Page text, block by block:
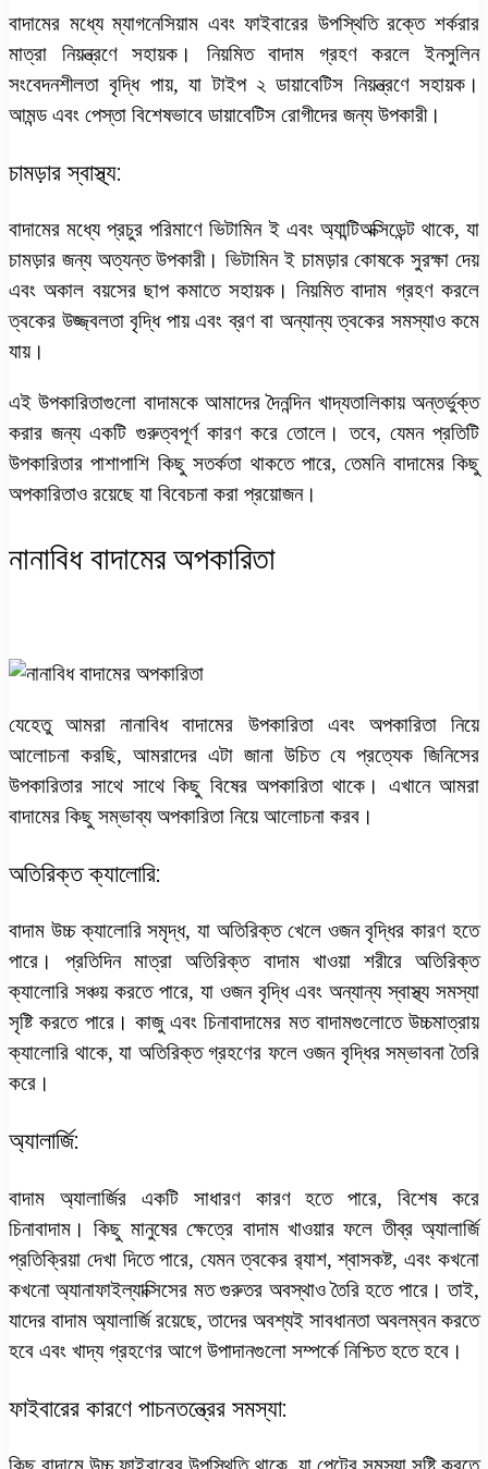
বাদামের মধ্যে ম্যাগনেসিয়াম এবং ফাইবারের উপস্থিতি রক্তে শর্করার
মাত্রা নিয়ন্ত্রণে সহায়ক। নিয়মিত বাদাম গ্রহণ করলে ইনসুলিন
সংবেদনশীলতা বৃদ্ধি পায়, যা টাইপ ২ ডায়াবেটিস নিয়ন্ত্রণে সহায়ক।
আমন্ড এবং পেস্তা বিশেষভাবে ডায়াবেটিস রোগীদের জন্য উপকারী।
চামড়ার স্বাস্থ্য:
বাদামের মধ্যে প্রচুর পরিমাণে ভিটামিন ই এবং অ্যান্টিঅক্সিডেন্ট থাকে, যা
চামড়ার জন্য অত্যন্ত উপকারী। ভিটামিন ই চামড়ার কোষকে সুরক্ষা দেয়
এবং অকাল বয়সের ছাপ কমাতে সহায়ক। নিয়মিত বাদাম গ্রহণ করলে
ত্বকের উজ্জ্বলতা বৃদ্ধি পায় এবং ব্রণ বা অন্যান্য ত্বকের সমস্যাও কমে
যায়।
এই উপকারিতাগুলো বাদামকে আমাদের দৈনন্দিন খাদ্যতালিকায় অন্তর্ভুক্ত
করার জন্য একটি গুরুত্বপূর্ণ কারণ করে তোলে। তবে, যেমন প্রতিটি
উপকারিতার পাশাপাশি কিছু সতর্কতা থাকতে পারে, তেমনি বাদামের কিছু
অপকারিতাও রয়েছে যা বিবেচনা করা প্রয়োজন।
নানাবিধ বাদামের অপকারিতা
যেহেতু আমরানানাবিধ বাদামের উপকারিতা এবং অপকারিতানিয়ে
আলোচনা করছি, আমরাদের এটা জানা উচিত যে প্রত্যেক জিনিসের
উপকারিতার সাথে সাথে কিছু বিষের অপকারিতা থাকে। এখানে আমরা
বাদামের কিছু সম্ভাব্য অপকারিতা নিয়ে আলোচনা করব।
অতিরিক্ত ক্যালোরি:
বাদাম উচ্চ ক্যালোরি সমৃদ্ধ, যা অতিরিক্ত খেলে ওজন বৃদ্ধির কারণ হতে
পারে। প্রতিদিন মাত্রা অতিরিক্ত বাদাম খাওয়া শরীরে অতিরিক্ত
ক্যালোরি সঞ্চয় করতে পারে, যা ওজন বৃদ্ধি এবং অন্যান্য স্বাস্থ্য সমস্যা
সৃষ্টি করতে পারে। কাজু এবং চিনাবাদামের মত বাদামগুলোতে উচ্চমাত্রায়
ক্যালোরি থাকে, যা অতিরিক্ত গ্রহণের ফলে ওজন বৃদ্ধির সম্ভাবনা তৈরি
করে।
অ্যালার্জি:
বাদাম অ্যালার্জির একটি সাধারণ কারণ হতে পারে, বিশেষ করে
চিনাবাদাম। কিছু মানুষের ক্ষেত্রে বাদাম খাওয়ার ফলে তীব্র অ্যালার্জি
প্রতিক্রিয়া দেখা দিতে পারে, যেমন ত্বকের র‍্যাশ, শ্বাসকষ্ট, এবং কখনো
কখনো অ্যানাফাইল্যাক্সিসের মত গুরুতর অবস্থাও তৈরি হতে পারে। তাই,
যাদের বাদাম অ্যালার্জি রয়েছে, তাদের অবশ্যই সাবধানতা অবলম্বন করতে
হবে এবং খাদ্য গ্রহণের আগে উপাদানগুলো সম্পর্কে নিশ্চিত হতে হবে।
ফাইবারের কারণে পাচনতন্ত্রের সমস্যা: